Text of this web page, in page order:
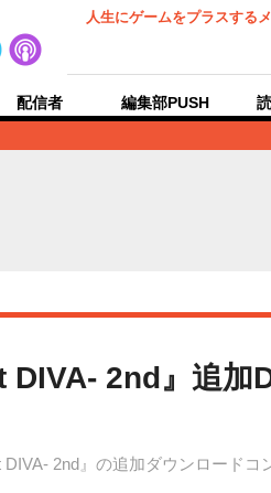
人生にゲームをプラスする
配信者 編集部PUSH
2nd』追加
2nd』の追加ダウンロードコ